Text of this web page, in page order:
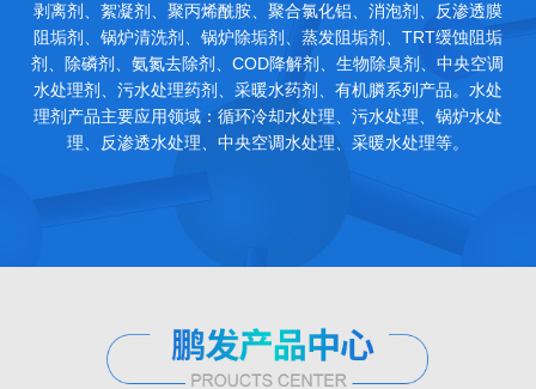
剥离剂、絮凝剂、聚丙烯酰胺、聚合氯化铝、消泡剂、反渗透膜
阻垢剂、锅炉清洗剂、锅炉除垢剂、蒸发阻垢剂、TRT缓蚀阻垢
剂、除磷剂、氨氮去除剂、COD降解剂、生物除臭剂、中央空调
水处理剂、污水处理药剂、采暖水药剂、有机膦系列产品。水处
理剂产品主要应用领域：循环冷却水处理、污水处理、锅炉水处
理、反渗透水处理、中央空调水处理、采暖水处理等。